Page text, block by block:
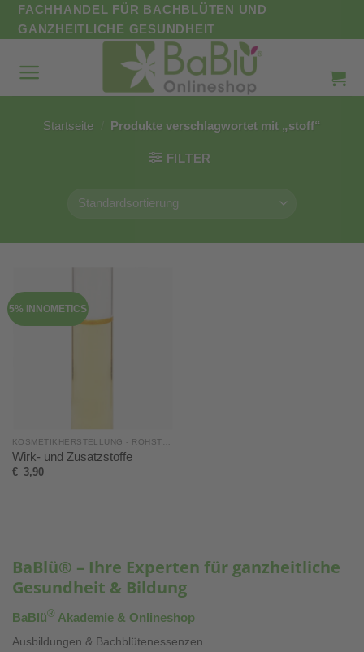
Zum
Inhalt
FACHHANDEL FÜR BACHBLÜTEN UND
GANZHEITLICHE GESUNDHEIT
Startseite Produkte verschlagwortet mit „stoff“
FILTER
5% INNOMETICS
Wirk- und Zusatzstoffe
€ 3,90
BaBlü® – Ihre Experten für ganzheitliche
Gesundheit & Bildung
BaBlü® Akademie & Onlineshop
Ausbildungen & Bachblütenessenzen